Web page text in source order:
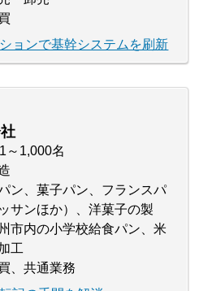
ョンで基幹システムを刷新
～1,000名
ン、菓子パン、フランスパ
サンほか）、洋菓子の製
市内の小学校給食パン、米
工
、共通業務